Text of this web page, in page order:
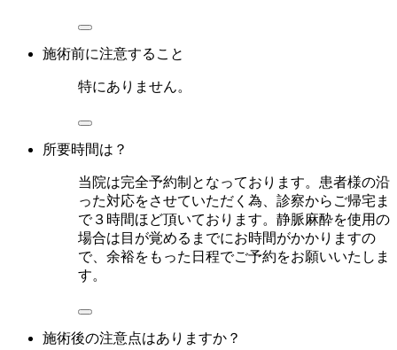
施術前に注意すること
特にありません。
所要時間は？
当院は完全予約制となっております。患者様の沿
った対応をさせていただく為、診察からご帰宅ま
で３時間ほど頂いております。静脈麻酔を使用の
場合は目が覚めるまでにお時間がかかりますの
で、余裕をもった日程でご予約をお願いいたしま
す。
施術後の注意点はありますか？